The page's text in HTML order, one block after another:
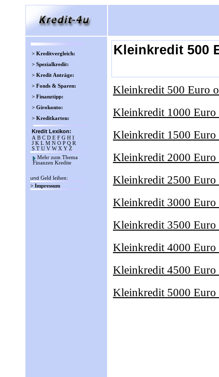
> Kreditvergleich:
> Spezialkredit:
> Kredit Anträge:
> Fonds & Sparen:
> Finanztipp:
> Girokonto:
> Kreditkarten:
Kredit Lexikon:
A B C D E F G H I
J K L M N O P Q R
S T U V WX Y Z
Mehr zum Thema
Finanzen Kredite
und Geld leihen:
> Impressum
Kleinkredit 500
Kleinkredit 500 Euro
Kleinkredit 1000 Euro
Kleinkredit 1500 Euro
Kleinkredit 2000 Euro
Kleinkredit 2500 Euro
Kleinkredit 3000 Euro
Kleinkredit 3500 Euro
Kleinkredit 4000 Euro
Kleinkredit 4500 Euro
Kleinkredit 5000 Euro